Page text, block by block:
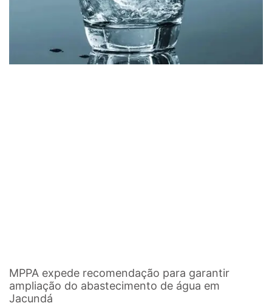
MPPA expede recomendação para garantir
ampliação do abastecimento de água em
Jacundá